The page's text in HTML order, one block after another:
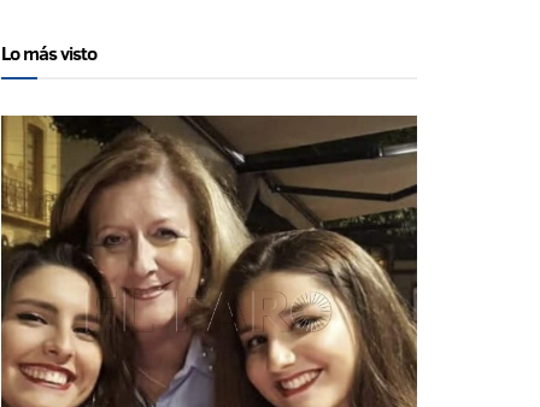
Lo más visto